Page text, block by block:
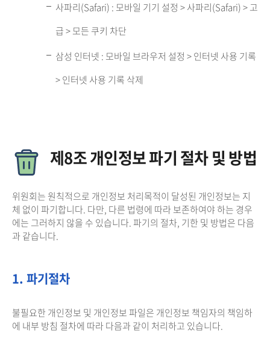
사파리(Safari) : 모바일 기기 설정 > 사파리(Safari) > 고
급 > 모든 쿠키 차단
삼성 인터넷 : 모바일 브라우저 설정 > 인터넷 사용 기록
> 인터넷 사용 기록 삭제
제8조 개인정보 파기 절차 및 방법
위원회는 원칙적으로 개인정보 처리목적이 달성된 개인정보는 지
체 없이 파기합니다. 다만, 다른 법령에 따라 보존하여야 하는 경우
에는 그러하지 않을 수 있습니다. 파기의 절차, 기한 및 방법은 다음
과 같습니다.
1. 파기절차
불필요한 개인정보 및 개인정보 파일은 개인정보 책임자의 책임하
에 내부 방침 절차에 따라 다음과 같이 처리하고 있습니다.